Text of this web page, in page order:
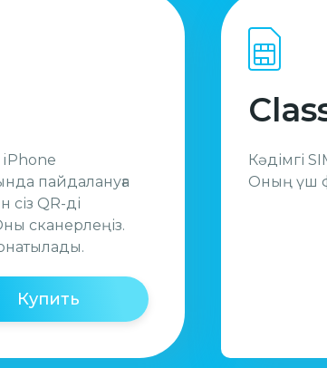
iPhone
пайдалануға
QR-ді
сканерлеңіз.
Купить
Кәдімгі
Оның үш